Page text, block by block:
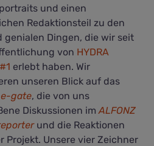
und einen
Redaktionsteil zu den
genialen Dingen, die wir seit
von HYDRA
erlebt haben. Wir
unseren Blick auf das
gate, die von uns
Diskussionen imALFONZ
und die Reaktionen
Projekt. Unsere vier Zeichner